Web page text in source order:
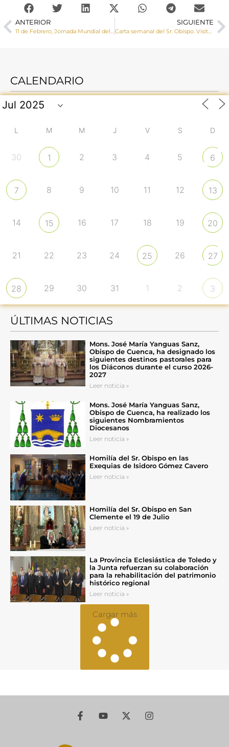
ANTERIOR
11 de Febrero, Jornada Mundial del Enfermo
SIGUIENTE
Carta semanal del Sr. Obispo. Visita ad Limina
CALENDARIO
L M M J V S D
30 1 2 3 4 5 6
7 8 9 10 11 12 13
14 15 16 17 18 19 20
21 22 23 24 25 26 27
28 29 30 31 1 2 3
ÚLTIMAS NOTICIAS
Mons. José María Yanguas Sanz,
Obispo de Cuenca, ha designado los
siguientes destinos pastorales para
los Diáconos durante el curso 2026-
2027
Leer noticia »
Mons. José María Yanguas Sanz,
Obispo de Cuenca, ha realizado los
siguientes Nombramientos
Diocesanos
Leer noticia »
Homilía del Sr. Obispo en las
Exequias de Isidoro Gómez Cavero
Leer noticia »
Homilía del Sr. Obispo en San
Clemente el 19 de Julio
Leer noticia »
La Provincia Eclesiástica de Toledo y
la Junta refuerzan su colaboración
para la rehabilitación del patrimonio
histórico regional
Leer noticia »
Cargar más